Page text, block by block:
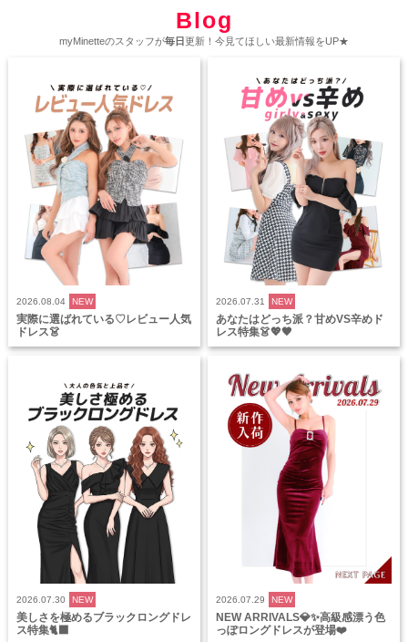
Blog
myMinetteのスタッフが毎日 更新！今見てほしい最新情報をUP★
2026.08.04 NEW
実際に選ばれている♡レビュー人気
ドレス👗
2026.07.31 NEW
あなたはどっち派？甘めVS辛めド
レス特集👗💖🖤
2026.07.30 NEW
美しさを極めるブラックロングドレ
ス特集🐈‍⬛
2026.07.29 NEW
NEW ARRIVALS💎✨高級感漂う色
っぽロングドレスが登場❤️